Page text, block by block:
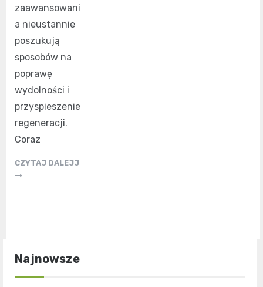
zaawansowani
a nieustannie
poszukują
sposobów na
poprawę
wydolności i
przyspieszenie
regeneracji.
Coraz
CZYTAJ DALEJJ
Najnowsze